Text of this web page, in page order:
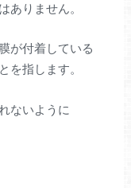
ありません。
が付着している
を指します。
ないように